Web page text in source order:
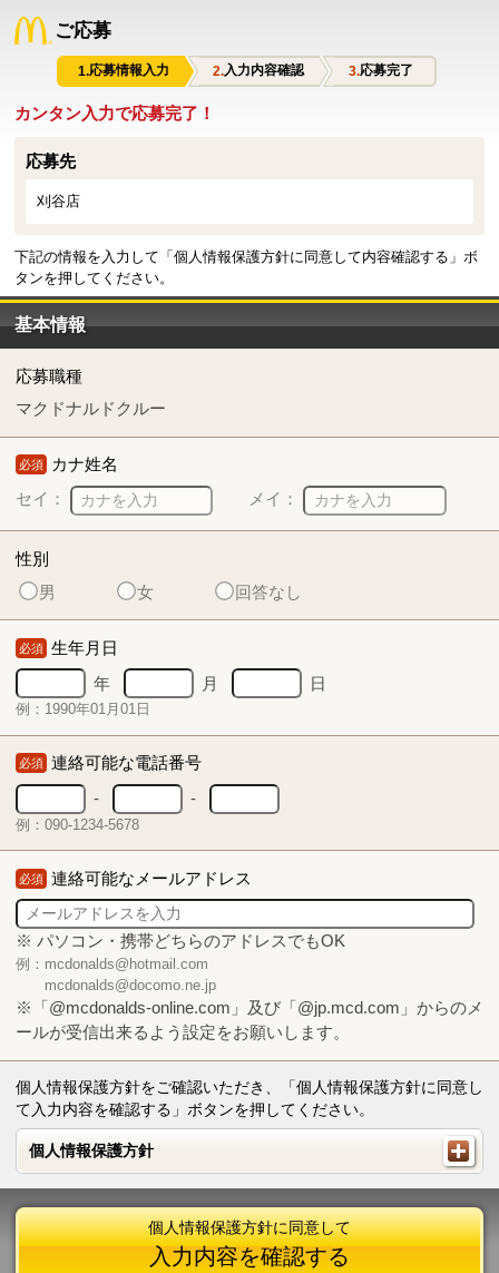
ご応募
応募情報入力 入力内容確認 応募完了
カンタン入力で応募完了！
応募先
刈谷店
下記の情報を入力して「個人情報保護方針に同意して内容確認する」ボ
タンを押してください。
基本情報
応募職種
マクドナルドクルー
必須 カナ姓名
セイ：
メイ：
性別
男
女 回答なし
必須 生年月日
年
月 日
例：1990年01月01日
必須 連絡可能な電話番号
-
-
例：090-1234-5678
必須 連絡可能なメールアドレス
※ パソコン・携帯どちらのアドレスでもOK
例：mcdonalds@hotmail.com
mcdonalds@docomo.ne.jp
※「@mcdonalds-online.com」及び「@jp.mcd.com」からのメ
ールが受信出来るよう設定をお願いします。
個人情報保護方針をご確認いただき、「個人情報保護方針に同意し
て入力内容を確認する」ボタンを押してください。
個人情報保護方針
個人情報保護方針
個人情報保護方針に同意して
入力内容を確認する